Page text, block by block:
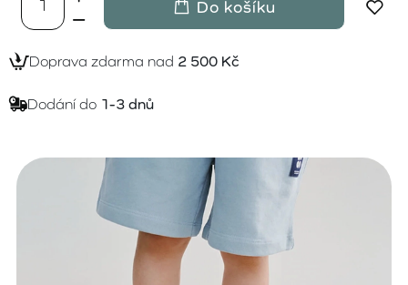
Do košíku
Doprava zdarma nad 2 500 Kč
Dodání do 1-3 dnů